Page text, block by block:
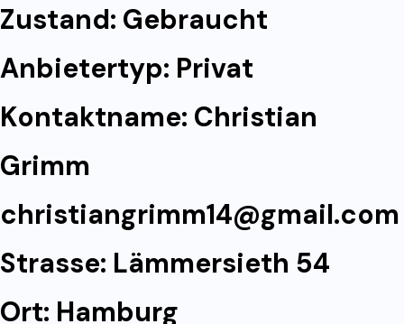
Zustand: Gebraucht
Anbietertyp: Privat
Kontaktname: Christian
Grimm
christiangrimm14@gmail.com
Strasse: Lämmersieth 54
Ort: Hamburg